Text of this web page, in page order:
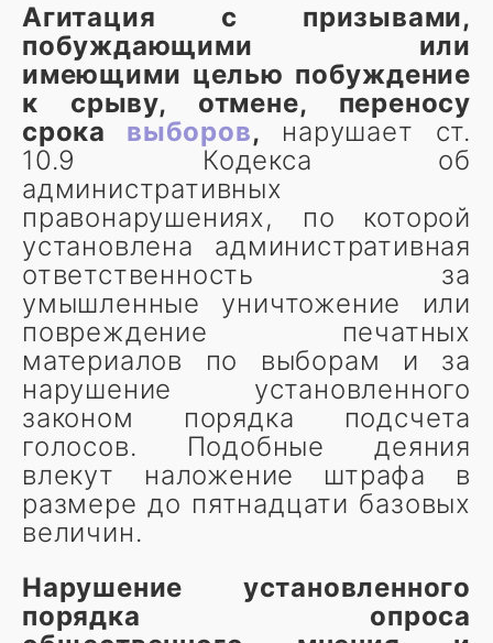
Агитация с призывами,
побуждающими или
имеющими целью побуждение
к срыву, отмене, переносу
срока выборов, нарушает ст.
10.9 Кодекса об
административных
правонарушениях, по которой
установлена административная
ответственность за
умышленные уничтожение или
повреждение печатных
материалов по выборам и за
нарушение установленного
законом порядка подсчета
голосов. Подобные деяния
влекут наложение штрафа в
размере до пятнадцати базовых
величин.
Нарушение установленного
порядка опроса